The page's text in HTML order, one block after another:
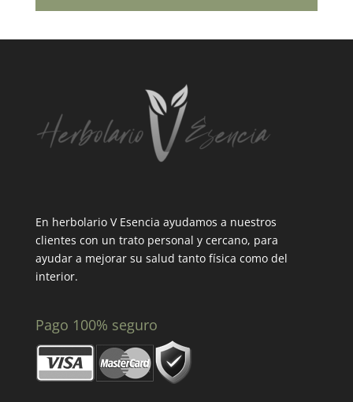
En herbolario V Esencia ayudamos a nuestros
clientes con un trato personal y cercano, para
ayudar a mejorar su salud tanto física como del
interior.
Pago 100% seguro